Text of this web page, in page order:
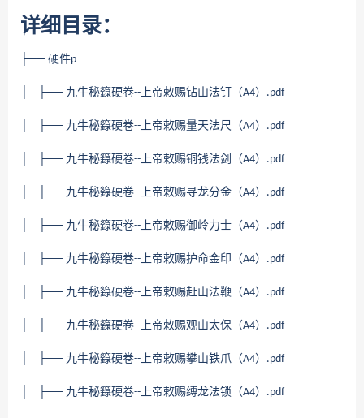
详细目录：
├── 硬件p
│ ├── 九牛秘籙硬卷-- 上帝敕赐钻山法钉（A4） .pdf
│ ├── 九牛秘籙硬卷-- 上帝敕赐量天法尺（A4） .pdf
│ ├── 九牛秘籙硬卷-- 上帝敕赐铜钱法剑（A4） .pdf
│ ├── 九牛秘籙硬卷-- 上帝敕赐寻龙分金（A4） .pdf
│ ├── 九牛秘籙硬卷-- 上帝敕赐御岭力士（A4） .pdf
│ ├── 九牛秘籙硬卷-- 上帝敕赐护命金印（A4） .pdf
│ ├── 九牛秘籙硬卷-- 上帝敕赐赶山法鞭（A4） .pdf
│ ├── 九牛秘籙硬卷-- 上帝敕赐观山太保（A4） .pdf
│ ├── 九牛秘籙硬卷-- 上帝敕赐攀山铁爪（A4） .pdf
│ ├── 九牛秘籙硬卷-- 上帝敕赐缚龙法锁（A4） .pdf